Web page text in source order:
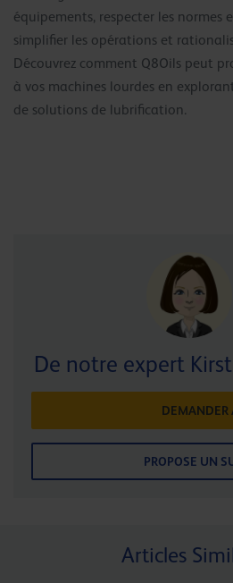
équipements, respecter les normes
simplifier les opérations et
Découvrez comment Q8Oils peut
à vos machines lourdes en
de solutions de lubrification.
De notre expert
DEMANDER
PROPOSE UN
Articles